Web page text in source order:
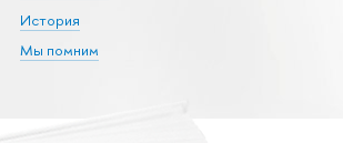
История
Мы помним